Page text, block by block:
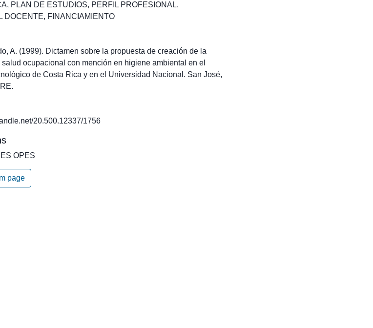
, PLAN DE ESTUDIOS, PERFIL PROFESIONAL,
DOCENTE, FINANCIAMIENTO
A. (1999). Dictamen sobre la propuesta de creación de la
salud ocupacional con mención en higiene ambiental en el
de Costa Rica y en el Universidad Nacional. San José,
20.500.12337/1756
OPES
page